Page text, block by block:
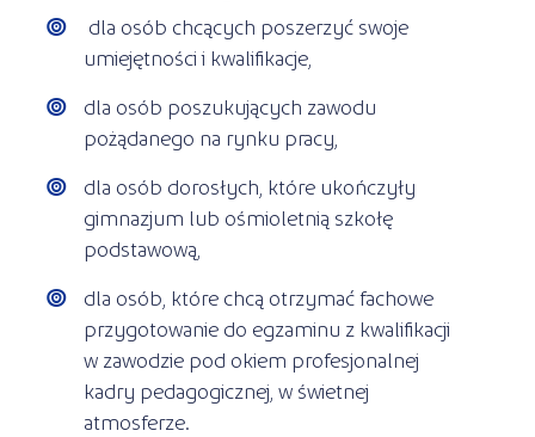
dla osób chcących poszerzyć swoje
umiejętności i kwalifikacje,
dla osób poszukujących zawodu
pożądanego na rynku pracy,
dla osób dorosłych, które ukończyły
gimnazjum lub ośmioletnią szkołę
podstawową,
dla osób, które chcą otrzymać fachowe
przygotowanie do egzaminu z kwalifikacji
w zawodzie pod okiem profesjonalnej
kadry pedagogicznej, w świetnej
atmosferze.